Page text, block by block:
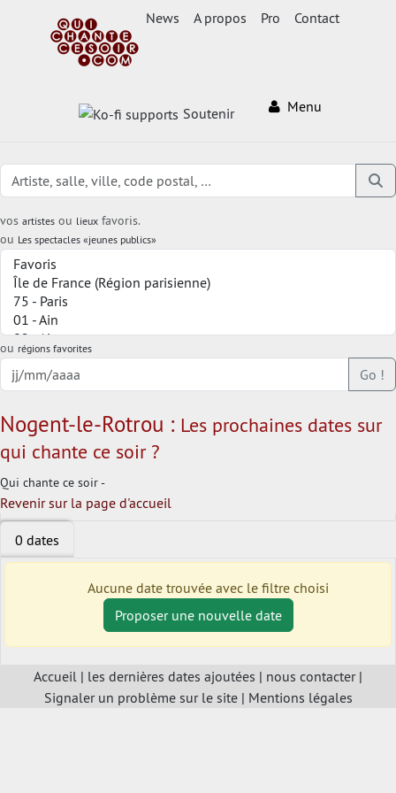
News A propos Pro Contact
Soutenir Menu
vos artistes ou lieux favoris.
ou Les spectacles «jeunes publics»
ou régions favorites
Go !
Nogent-le-Rotrou : Les prochaines dates sur
qui chante ce soir ?
Qui chante ce soir -
Revenir sur la page d'accueil
0 dates
Aucune date trouvée avec le filtre choisi
Proposer une nouvelle date
Accueil | les dernières dates ajoutées | nous contacter|
Signaler un problème sur le site| Mentions légales